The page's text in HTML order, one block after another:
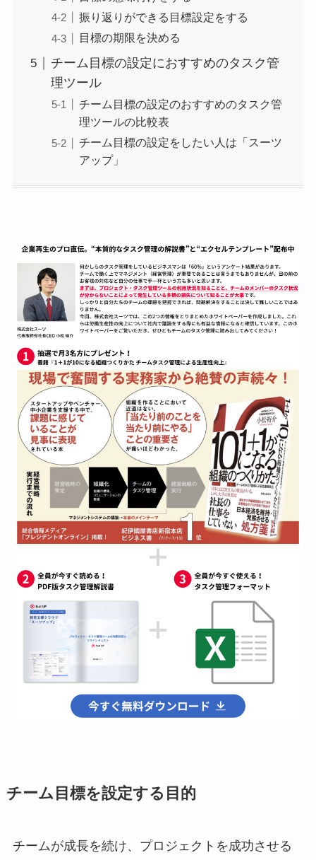
振り返りができる目標設定をする
目標の期限を決める
チーム目標の設定におすすめのタスク管
理ツール
チーム目標の設定のおすすめのタスク管
理ツールの比較表
チーム目標の設定をしたい人は「スーツ
アップ」
チーム目標を設定する目的
チームが成長を続け、プロジェクトを成功させる